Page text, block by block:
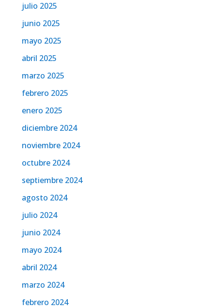
julio 2025
junio 2025
mayo 2025
abril 2025
marzo 2025
febrero 2025
enero 2025
diciembre 2024
noviembre 2024
octubre 2024
septiembre 2024
agosto 2024
julio 2024
junio 2024
mayo 2024
abril 2024
marzo 2024
febrero 2024